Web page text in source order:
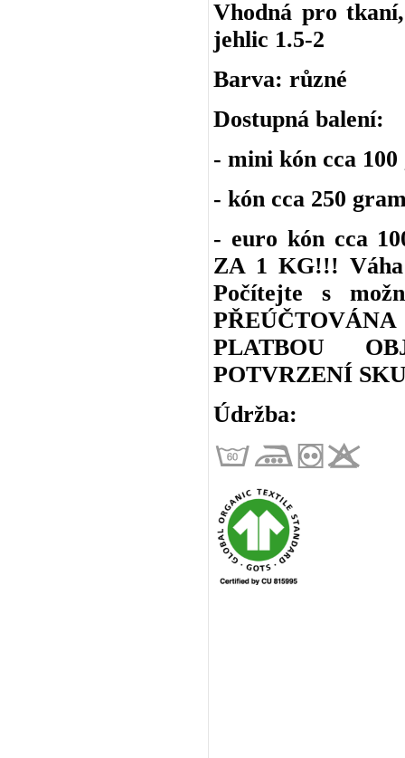
Vhodná pro
jehlic 1.5-2
Barva: různé
Dostupná balení:
- mini kón cca
- kón cca 250
- euro kón cca
ZA 1 KG!!!
Počítejte s
PLATBOU
POTVRZENÍ
Údržba: